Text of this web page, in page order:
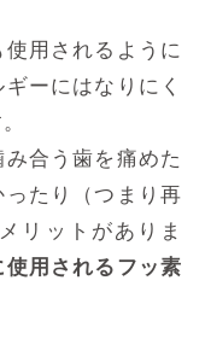
用されるように
ーにはなりにく
合う歯を痛めた
たり（つまり再
リットがありま
使用されるフッ素